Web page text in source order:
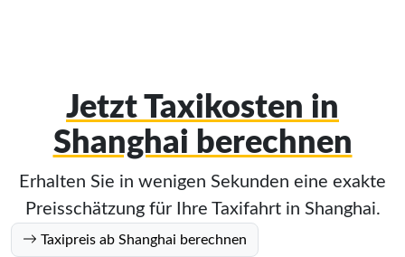
Jetzt Taxikosten in
Shanghai berechnen
Erhalten Sie in wenigen Sekunden eine exakte
Preisschätzung für Ihre Taxifahrt in Shanghai.
Taxipreis ab Shanghai berechnen